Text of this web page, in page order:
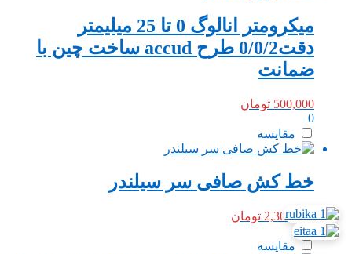
میکرومتر انالوگ 0 تا 25 میلیمتر
دقت0/0/2 طرح accud ساخت چین با
ضمانت
500,000 تومان
0
مقایسه
خط کش صافی سر سیلندر
2,300,000 تومان
0
مقایسه